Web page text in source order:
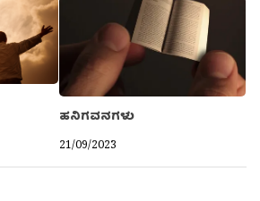
ಹನಿಗವನಗಳು
21/09/2023